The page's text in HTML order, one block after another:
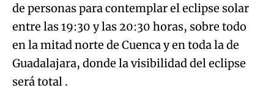
de personas para contemplar el eclipse solar
entre las 19:30 y las 20:30 horas, sobre todo
en la mitad norte de Cuenca y en toda la de
Guadalajara, donde la visibilidad del eclipse
será total .